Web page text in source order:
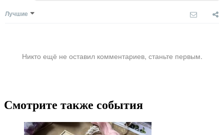
Лучшие
Никто ещё не оставил комментариев, станьте первым.
Смотрите также события